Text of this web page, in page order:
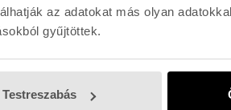
az adatokat más olyan
gyűjtöttek.
Testreszabás